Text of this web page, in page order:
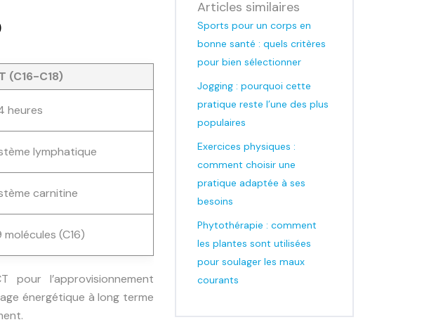
(C16-C18)
heures
lymphatique
carnitine
molécules (C16)
pour l’approvisionnement
énergétique à long terme
Articles similaires
Sports pour un corps en
bonne santé : quels critères
pour bien sélectionner
Jogging : pourquoi cette
pratique reste l’une des plus
populaires
Exercices physiques :
comment choisir une
pratique adaptée à ses
besoins
Phytothérapie : comment
les plantes sont utilisées
pour soulager les maux
courants